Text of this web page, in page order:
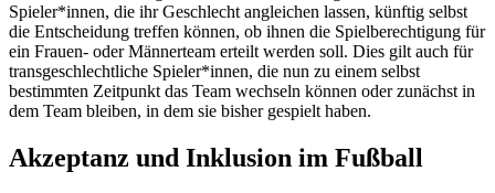
Spieler*innen, die ihr Geschlecht angleichen lassen, künftig selbst
die Entscheidung treffen können, ob ihnen die Spielberechtigung für
ein Frauen- oder Männerteam erteilt werden soll. Dies gilt auch für
transgeschlechtliche Spieler*innen, die nun zu einem selbst
bestimmten Zeitpunkt das Team wechseln können oder zunächst in
dem Team bleiben, in dem sie bisher gespielt haben.
Akzeptanz und Inklusion im Fußball